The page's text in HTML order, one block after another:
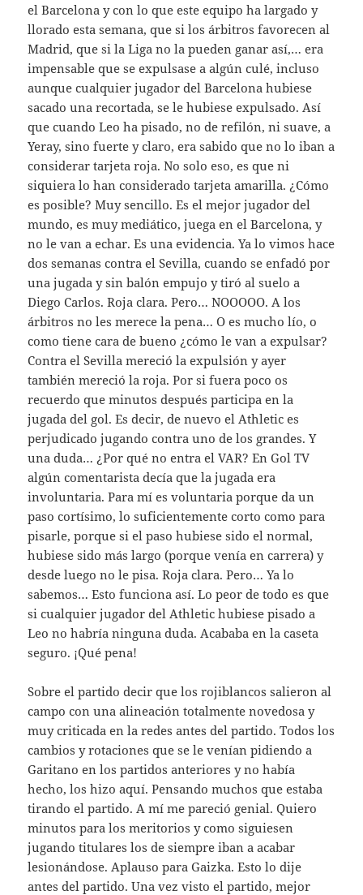
el Barcelona y con lo que este equipo ha largado y
llorado esta semana, que si los árbitros favorecen al
Madrid, que si la Liga no la pueden ganar así,… era
impensable que se expulsase a algún culé, incluso
aunque cualquier jugador del Barcelona hubiese
sacado una recortada, se le hubiese expulsado. Así
que cuando Leo ha pisado, no de refilón, ni suave, a
Yeray, sino fuerte y claro, era sabido que no lo iban a
considerar tarjeta roja. No solo eso, es que ni
siquiera lo han considerado tarjeta amarilla. ¿Cómo
es posible? Muy sencillo. Es el mejor jugador del
mundo, es muy mediático, juega en el Barcelona, y
no le van a echar. Es una evidencia. Ya lo vimos hace
dos semanas contra el Sevilla, cuando se enfadó por
una jugada y sin balón empujo y tiró al suelo a
Diego Carlos. Roja clara. Pero… NOOOOO. A los
árbitros no les merece la pena… O es mucho lío, o
como tiene cara de bueno ¿cómo le van a expulsar?
Contra el Sevilla mereció la expulsión y ayer
también mereció la roja. Por si fuera poco os
recuerdo que minutos después participa en la
jugada del gol. Es decir, de nuevo el Athletic es
perjudicado jugando contra uno de los grandes. Y
una duda… ¿Por qué no entra el VAR? En Gol TV
algún comentarista decía que la jugada era
involuntaria. Para mí es voluntaria porque da un
paso cortísimo, lo suficientemente corto como para
pisarle, porque si el paso hubiese sido el normal,
hubiese sido más largo (porque venía en carrera) y
desde luego no le pisa. Roja clara. Pero… Ya lo
sabemos… Esto funciona así. Lo peor de todo es que
si cualquier jugador del Athletic hubiese pisado a
Leo no habría ninguna duda. Acababa en la caseta
seguro. ¡Qué pena!
Sobre el partido decir que los rojiblancos salieron al
campo con una alineación totalmente novedosa y
muy criticada en la redes antes del partido. Todos los
cambios y rotaciones que se le venían pidiendo a
Garitano en los partidos anteriores y no había
hecho, los hizo aquí. Pensando muchos que estaba
tirando el partido. A mí me pareció genial. Quiero
minutos para los meritorios y como siguiesen
jugando titulares los de siempre iban a acabar
lesionándose. Aplauso para Gaizka. Esto lo dije
antes del partido. Una vez visto el partido, mejor